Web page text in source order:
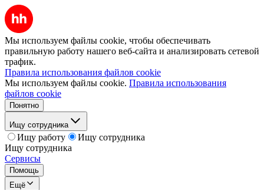
Мы используем файлы cookie, чтобы обеспечивать
правильную работу нашего веб-сайта и анализировать сетевой
трафик.
Правила использования файлов cookie
Мы используем файлы cookie. Правила использования
файлов cookie
Понятно
Ищу сотрудника
Ищу работу
Ищу сотрудника
Ищу сотрудника
Сервисы
Помощь
Ещё